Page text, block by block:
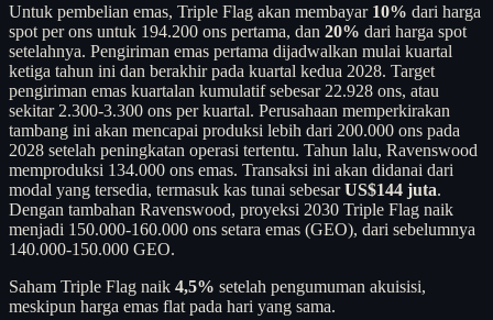
Untuk pembelian emas, Triple Flag akan membayar 10% dari harga
spot per ons untuk 194.200 ons pertama, dan 20% dari harga spot
setelahnya. Pengiriman emas pertama dijadwalkan mulai kuartal
ketiga tahun ini dan berakhir pada kuartal kedua 2028. Target
pengiriman emas kuartalan kumulatif sebesar 22.928 ons, atau
sekitar 2.300-3.300 ons per kuartal. Perusahaan memperkirakan
tambang ini akan mencapai produksi lebih dari 200.000 ons pada
2028 setelah peningkatan operasi tertentu. Tahun lalu, Ravenswood
memproduksi 134.000 ons emas. Transaksi ini akan didanai dari
modal yang tersedia, termasuk kas tunai sebesarUS$144 juta.
Dengan tambahan Ravenswood, proyeksi 2030 Triple Flag naik
menjadi 150.000-160.000 ons setara emas (GEO), dari sebelumnya
140.000-150.000 GEO.
Saham Triple Flag naik 4,5% setelah pengumuman akuisisi,
meskipun harga emas flat pada hari yang sama.